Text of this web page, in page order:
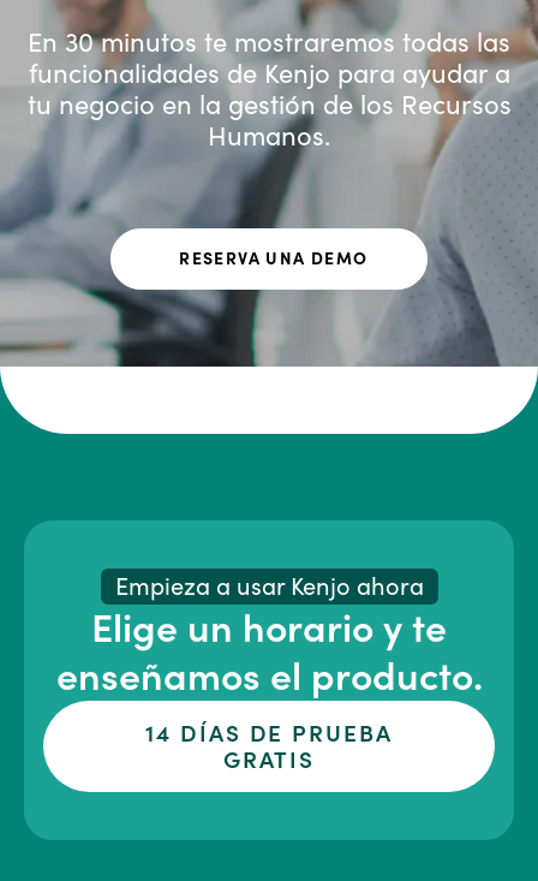
En 30 minutos te mostraremos todas las
funcionalidades de Kenjo para ayudar a
tu negocio en la gestión de los Recursos
Humanos.
RESERVA UNA DEMO
Empieza a usar Kenjo ahora
Elige un horario y te
enseñamos el producto.
14 DÍAS DE PRUEBA
GRATIS